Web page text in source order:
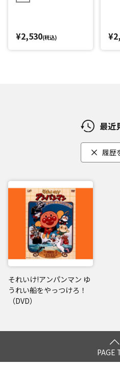
¥2,530(税込)
最近
履歴
それいけ!アンパンマン ゆ
うれい船をやっつけろ！
（DVD）
PAGE